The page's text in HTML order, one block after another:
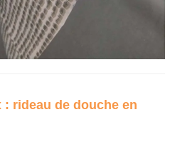
rideau de douche en